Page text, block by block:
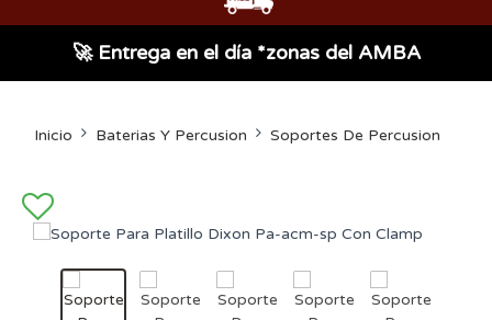
🚀 Entrega en el día *zonas del AMBA
Inicio Baterias Y Percusion Soportes De Percusion